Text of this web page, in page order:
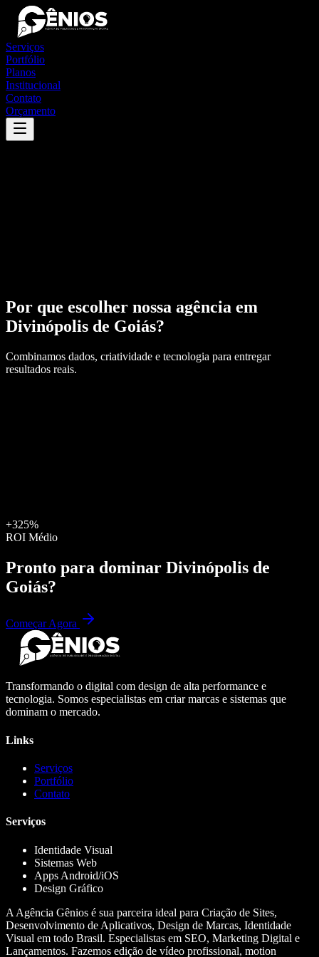
Serviços
Portfólio
Planos
Institucional
Contato
Orçamento
Por que escolher nossa agência em
Divinópolis de Goiás?
Combinamos dados, criatividade e tecnologia para entregar
resultados reais.
+325%
ROI Médio
Pronto para dominar Divinópolis de
Goiás?
Começar Agora
Transformando o digital com design de alta performance e
tecnologia. Somos especialistas em criar marcas e sistemas que
dominam o mercado.
Links
Serviços
Portfólio
Contato
Serviços
Identidade Visual
Sistemas Web
Apps Android/iOS
Design Gráfico
A Agência Gênios é sua parceira ideal para Criação de Sites,
Desenvolvimento de Aplicativos, Design de Marcas, Identidade
Visual em todo Brasil. Especialistas em SEO, Marketing Digital e
Lançamentos. Fazemos edição de vídeo profissional, motion